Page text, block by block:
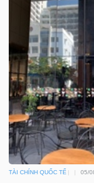
TÀI CHÍNH QUỐC TẾ 05/